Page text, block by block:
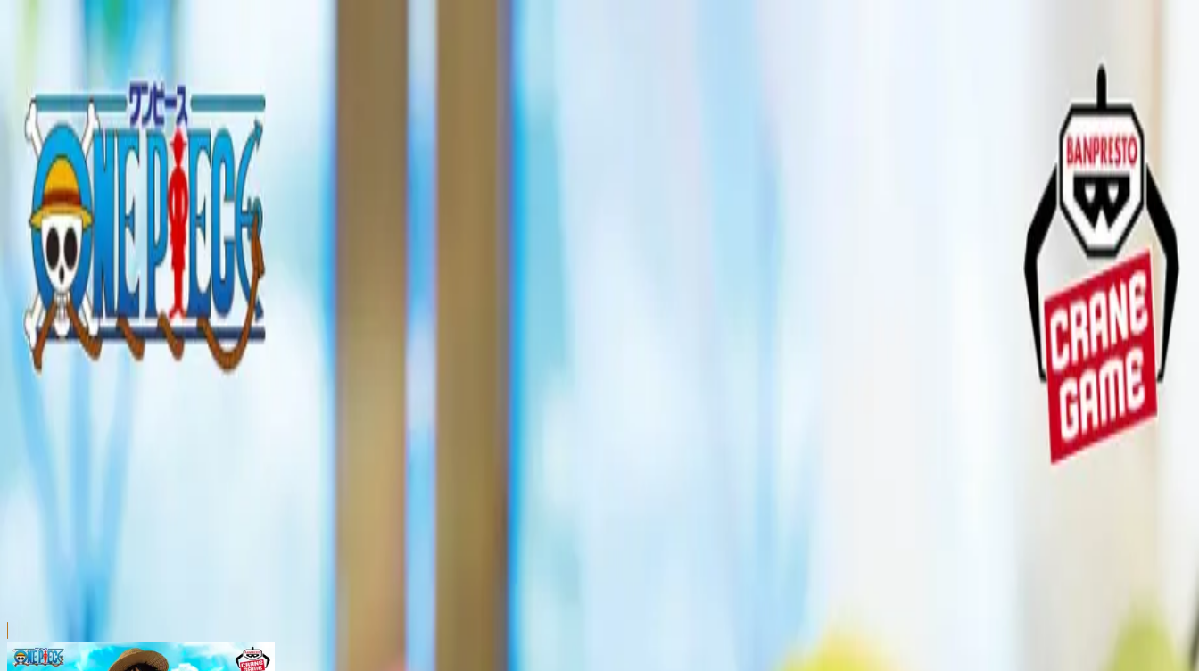
TOP店舗一覧イベント景品ギャラリー会社情報
2026/6/9 入荷
2026/6/9 入荷
ワンピース Paldolce collection チョッパーとベポとハートの海賊団
ONE PIECE
入荷予定店舗(全5店舗)
川越店川崎店浦和店平塚店大和店
ご利用上のお願い